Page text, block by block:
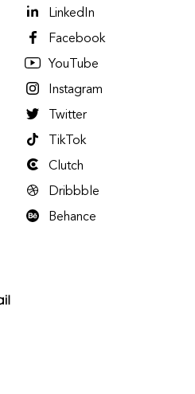
LinkedIn
Facebook
YouTube
Instagram
Twitter
TikTok
Clutch
Dribbble
Behance